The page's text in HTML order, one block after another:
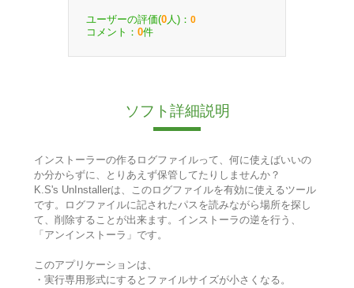
ユーザーの評価(0 人)： 0
コメント： 0件
ソフト詳細説明
インストーラーの作るログファイルって、何に使えばいいの
か分からずに、とりあえず保管してたりしませんか？
K.S's UnInstallerは、このログファイルを有効に使えるツール
です。ログファイルに記されたパスを読みながら場所を探し
て、削除することが出来ます。インストーラの逆を行う、
「アンインストーラ」です。
このアプリケーションは、
・実行専用形式にするとファイルサイズが小さくなる。